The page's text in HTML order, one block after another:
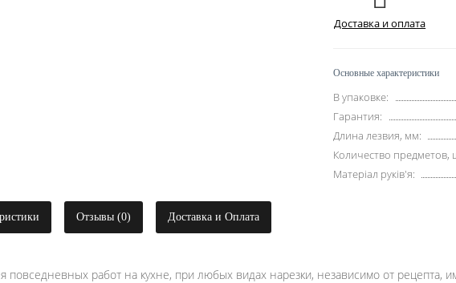
Доставка и оплата
Основные характеристики
В упаковке:
Гарантия:
Длина лезвия, мм:
Количество предметов,
Матеріал руків'я:
Отзывы (0) Доставка и Оплата
работ на кухне, при любых видах нарезки, независимо от рецепта,